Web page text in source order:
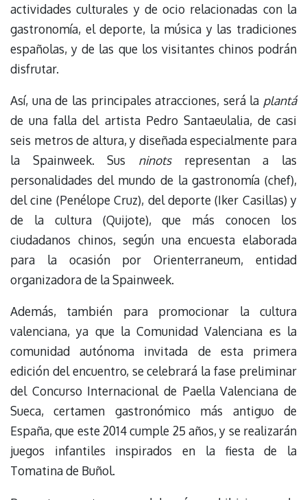
actividades culturales y de ocio relacionadas con la
gastronomía, el deporte, la música y las tradiciones
españolas, y de las que los visitantes chinos podrán
disfrutar.
Así, una de las principales atracciones, será la plantá
de una falla del artista Pedro Santaeulalia, de casi
seis metros de altura, y diseñada especialmente para
la Spainweek. Sus ninotsrepresentan a las
personalidades del mundo de la gastronomía (chef),
del cine (Penélope Cruz), del deporte (Iker Casillas) y
de la cultura (Quijote), que más conocen los
ciudadanos chinos, según una encuesta elaborada
para la ocasión por Orienterraneum, entidad
organizadora de la Spainweek.
Además, también para promocionar la cultura
valenciana, ya que la Comunidad Valenciana es la
comunidad autónoma invitada de esta primera
edición del encuentro, se celebrará la fase preliminar
del Concurso Internacional de Paella Valenciana de
Sueca, certamen gastronómico más antiguo de
España, que este 2014 cumple 25 años, y se realizarán
juegos infantiles inspirados en la fiesta de la
Tomatina de Buñol.